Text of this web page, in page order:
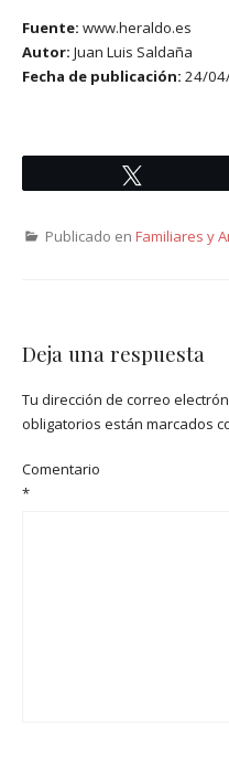
Fuente: www.heraldo.es
Autor: Juan Luis Saldaña
Fecha de publicación: 24/
Publicado en Familiares y
Deja una respuesta
Tu dirección de correo
obligatorios están marcados
Comentario
*